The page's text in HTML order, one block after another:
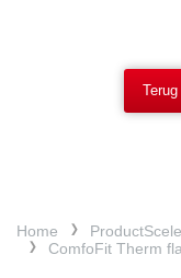
Home
ComfoFit Therm